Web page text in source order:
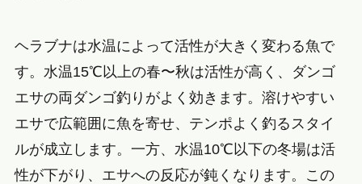
ヘラブナは水温によって活性が大きく変わる魚で
す。水温15℃以上の春〜秋は活性が高く、ダンゴ
エサの両ダンゴ釣りがよく効きます。溶けやすい
エサで広範囲に魚を寄せ、テンポよく釣るスタイ
ルが成立します。一方、水温10℃以下の冬場は活
性が下がり、エサへの反応が鈍くなります。この